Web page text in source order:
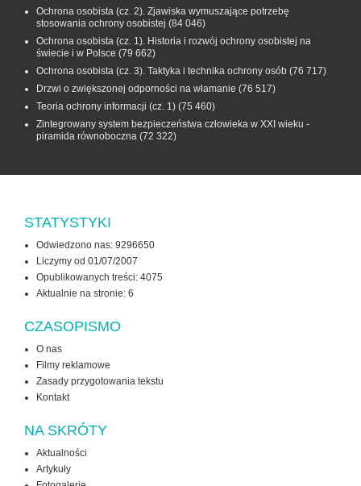
Ochrona osobista (cz. 2). Zjawiska wymuszające potrzebę
stosowania ochrony osobistej (84 046)
Ochrona osobista (cz. 1). Historia i rozwój ochrony osobistej na
świecie i w Polsce (79 662)
Ochrona osobista (cz. 3). Taktyka i technika ochrony osób (76 717)
Drzwi o zwiększonej odporności na włamanie (76 517)
Teoria ochrony informacji (cz. 1) (75 460)
Zintegrowany system bezpieczeństwa człowieka w XXI wieku -
piramida równoboczna (72 322)
STATYSTYKI
Odwiedzono nas: 9296650
Liczymy od 01/07/2007
Opublikowanych treści: 4075
Aktualnie na stronie: 6
CZASOPISMO
O nas
Filmy reklamowe
Zasady przygotowania tekstu
Kontakt
NA SKRÓTY
Aktualności
Artykuły